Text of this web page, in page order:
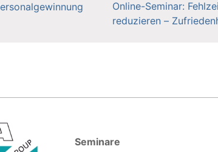
Online-Seminar:
reduzieren –
Seminare